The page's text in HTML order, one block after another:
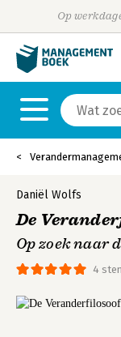
Op
4
Daniël Wolfs
De
Op zoek naar